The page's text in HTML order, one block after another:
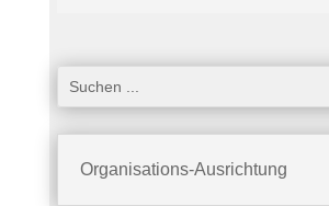
Organisations-Ausrichtung